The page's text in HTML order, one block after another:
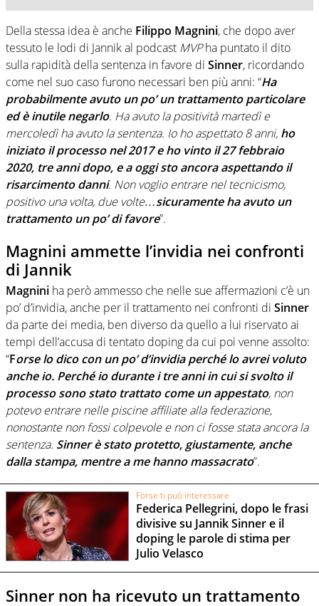
Della stessa idea è anche Filippo Magnini, che dopo aver
tessuto le lodi di Jannik al podcast MVPha puntato il dito
sulla rapidità della sentenza in favore di Sinner, ricordando
come nel suo caso furono necessari ben più anni: “Ha
probabilmente avuto un po’ un trattamento particolare
ed è inutile negarlo. Ha avuto la positività martedì e
mercoledì ha avuto la sentenza. Io ho aspettato 8 anni, ho
iniziato il processo nel 2017 e ho vinto il 27 febbraio
2020, tre anni dopo, e a oggi sto ancora aspettando il
risarcimento danni. Non voglio entrare nel tecnicismo,
positivo una volta, due volte…sicuramente ha avuto un
trattamento un po’ di favore”.
Magnini ammette l’invidia nei confronti
di Jannik
Magnini ha però ammesso che nelle sue affermazioni c’è un
po’ d’invidia, anche per il trattamento nei confronti di Sinner
da parte dei media, ben diverso da quello a lui riservato ai
tempi dell’accusa di tentato doping da cui poi venne assolto:
“Forse lo dico con un po’ d’invidia perché lo avrei voluto
anche io. Perché io durante i tre anni in cui si svolto il
processo sono stato trattato come un appestato, non
potevo entrare nelle piscine affiliate alla federazione,
nonostante non fossi colpevole e non ci fosse stata ancora la
sentenza. Sinner è stato protetto, giustamente, anche
dalla stampa, mentre a me hanno massacrato”.
Forse ti può interessare
Federica Pellegrini, dopo le frasi
divisive su Jannik Sinner e il
doping le parole di stima per
Julio Velasco
Sinner non ha ricevuto un trattamento